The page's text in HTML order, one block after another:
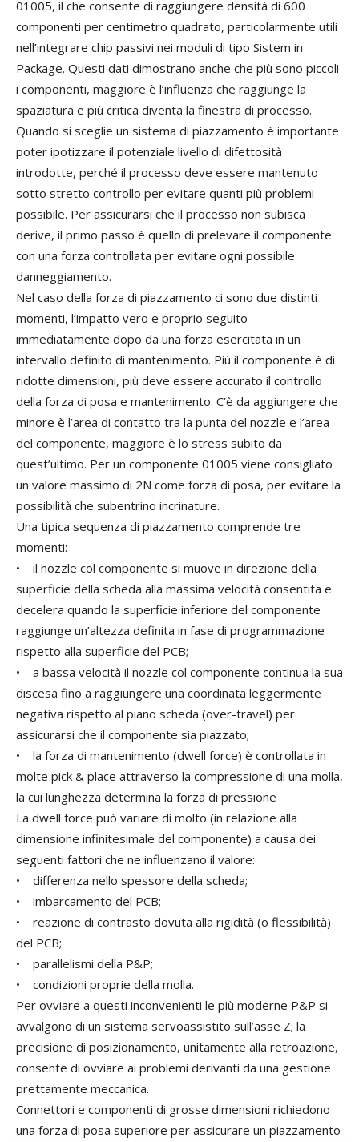
01005, il che consente di raggiungere densità di 600
componenti per centimetro quadrato, particolarmente utili
nell’integrare chip passivi nei moduli di tipo Sistem in
Package. Questi dati dimostrano anche che più sono piccoli
i componenti, maggiore è l’influenza che raggiunge la
spaziatura e più critica diventa la finestra di processo.
Quando si sceglie un sistema di piazzamento è importante
poter ipotizzare il potenziale livello di difettosità
introdotte, perché il processo deve essere mantenuto
sotto stretto controllo per evitare quanti più problemi
possibile. Per assicurarsi che il processo non subisca
derive, il primo passo è quello di prelevare il componente
con una forza controllata per evitare ogni possibile
danneggiamento.
Nel caso della forza di piazzamento ci sono due distinti
momenti, l’impatto vero e proprio seguito
immediatamente dopo da una forza esercitata in un
intervallo definito di mantenimento. Più il componente è di
ridotte dimensioni, più deve essere accurato il controllo
della forza di posa e mantenimento. C’è da aggiungere che
minore è l’area di contatto tra la punta del nozzle e l’area
del componente, maggiore è lo stress subito da
quest’ultimo. Per un componente 01005 viene consigliato
un valore massimo di 2N come forza di posa, per evitare la
possibilità che subentrino incrinature.
Una tipica sequenza di piazzamento comprende tre
momenti:
• il nozzle col componente si muove in direzione della
superficie della scheda alla massima velocità consentita e
decelera quando la superficie inferiore del componente
raggiunge un’altezza definita in fase di programmazione
rispetto alla superficie del PCB;
• a bassa velocità il nozzle col componente continua la sua
discesa fino a raggiungere una coordinata leggermente
negativa rispetto al piano scheda (over-travel) per
assicurarsi che il componente sia piazzato;
• la forza di mantenimento (dwell force) è controllata in
molte pick & place attraverso la compressione di una molla,
la cui lunghezza determina la forza di pressione
La dwell force può variare di molto (in relazione alla
dimensione infinitesimale del componente) a causa dei
seguenti fattori che ne influenzano il valore:
• differenza nello spessore della scheda;
• imbarcamento del PCB;
• reazione di contrasto dovuta alla rigidità (o flessibilità)
del PCB;
• parallelismi della P&P;
• condizioni proprie della molla.
Per ovviare a questi inconvenienti le più moderne P&P si
avvalgono di un sistema servoassistito sull’asse Z; la
precisione di posizionamento, unitamente alla retroazione,
consente di ovviare ai problemi derivanti da una gestione
prettamente meccanica.
Connettori e componenti di grosse dimensioni richiedono
una forza di posa superiore per assicurare un piazzamento